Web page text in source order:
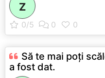
Z
Să te mai poţi
a fost dat.